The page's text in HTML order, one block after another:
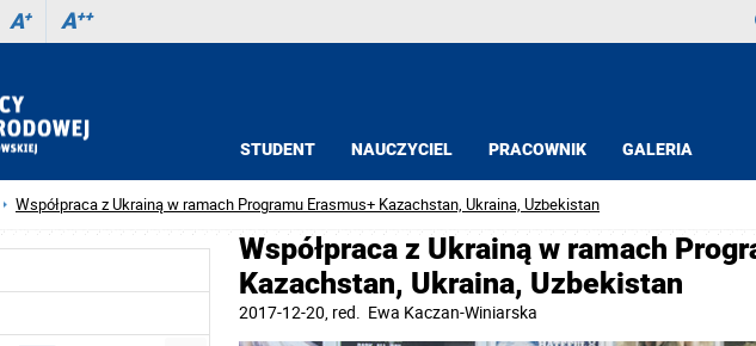
A+ A++
STUDENT NAUCZYCIEL PRACOWNIK GALERIA
Współpraca z Ukrainą w ramach Programu Erasmus+ Kazachstan, Ukraina, Uzbekistan
Współpraca z Ukrainą w ramach
Kazachstan, Ukraina, Uzbekistan
2017-12-20, red. Ewa Kaczan-Winiarska